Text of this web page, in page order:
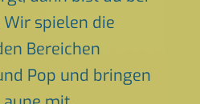
spielen die
Bereichen
Pop und bringen